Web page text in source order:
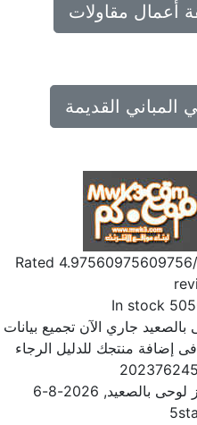
أعمال مقاولات
القديمة
Rated
In stock
جاري الآن تجميع بيانات
إضافة منتجك للدليل الرجاء
بالصعيد,
2026-8-6
5